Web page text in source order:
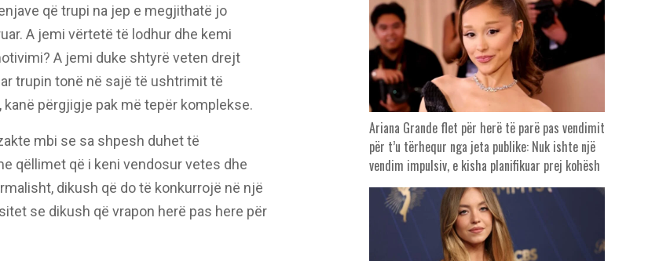
që trupi na jep e megjithatë jo
A jemi vërtetë të lodhur dhe kemi
A jemi duke shtyrë veten drejt
trupin tonë në sajë të ushtrimit të
përgjigje pak më tepër komplekse.
mbi se sa shpesh duhet të
qëllimet që i keni vendosur vetes dhe
dikush që do të konkurrojë në një
se dikush që vrapon herë pas here për
Ariana Grande flet për herë të parë pas vendimit
për t’u tërhequr nga jeta publike: Nuk ishte një
vendim impulsiv, e kisha planifikuar prej kohësh